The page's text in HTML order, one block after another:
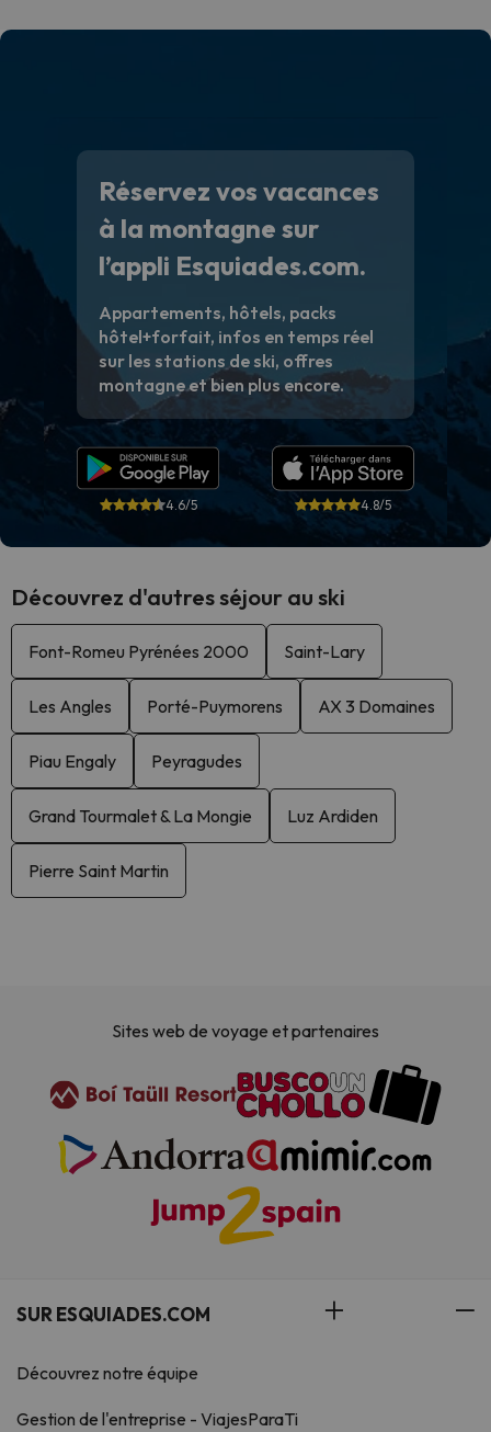
Réservez vos vacances
à la montagne sur
l’appli Esquiades.com.
Appartements, hôtels, packs
hôtel+forfait, infos en temps réel
sur les stations de ski, offres
montagne et bien plus encore.
4.6/5 4.8/5
Découvrez d'autres séjour au ski
Font-Romeu Pyrénées 2000 Saint-Lary
Les Angles Porté-Puymorens AX 3 Domaines
Piau Engaly Peyragudes
Grand Tourmalet & La Mongie Luz Ardiden
Pierre Saint Martin
Sites web de voyage et partenaires
SUR ESQUIADES.COM
Découvrez notre équipe
Gestion de l'entreprise - ViajesParaTi